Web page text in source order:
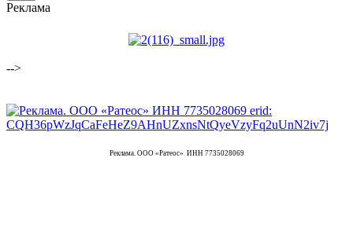
Реклама
-->
Реклама. ООО «Ратеос» ИНН 7735028069